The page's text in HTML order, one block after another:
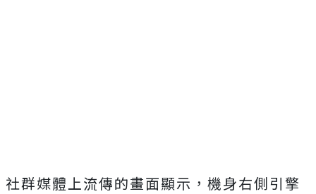
社群媒體上流傳的畫面顯示，機身右側引擎